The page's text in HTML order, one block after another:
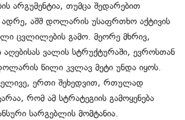
არგუმენტია, თუმცა შედარებით
აშშ დოლარის უსაფრთხო აქტივის
ცვლილების გამო. მეორე მხრივ,
ვალის სტრუქტურაში, ევროსთან
წილი კვლავ მეტი უნდა იყოს.
ერთი შეხედვით, რთულად
რომ ამ სტრატეგიის გამოყენება
სარგებლის მომტანია.